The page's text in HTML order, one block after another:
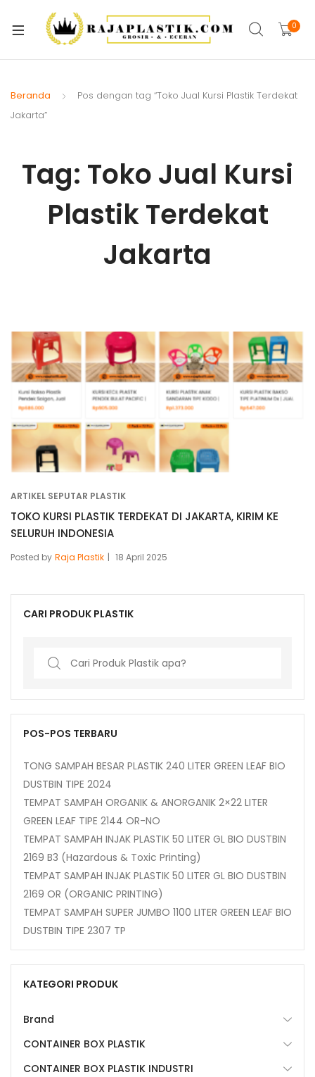
0
Beranda
Pos dengan tag “Toko Jual Kursi Plastik Terdekat
Jakarta”
Tag: Toko Jual Kursi
Plastik Terdekat
Jakarta
ARTIKEL SEPUTAR PLASTIK
TOKO KURSI PLASTIK TERDEKAT DI JAKARTA, KIRIM KE
SELURUH INDONESIA
Posted by Raja Plastik 18 April 2025
CARI PRODUK PLASTIK
Search
POS-POS TERBARU
TONG SAMPAH BESAR PLASTIK 240 LITER GREEN LEAF BIO
DUSTBIN TIPE 2024
TEMPAT SAMPAH ORGANIK & ANORGANIK 2×22 LITER
GREEN LEAF TIPE 2144 OR-NO
TEMPAT SAMPAH INJAK PLASTIK 50 LITER GL BIO DUSTBIN
2169 B3 (Hazardous & Toxic Printing)
TEMPAT SAMPAH INJAK PLASTIK 50 LITER GL BIO DUSTBIN
2169 OR (ORGANIC PRINTING)
TEMPAT SAMPAH SUPER JUMBO 1100 LITER GREEN LEAF BIO
DUSTBIN TIPE 2307 TP
KATEGORI PRODUK
Brand
CONTAINER BOX PLASTIK
CONTAINER BOX PLASTIK INDUSTRI